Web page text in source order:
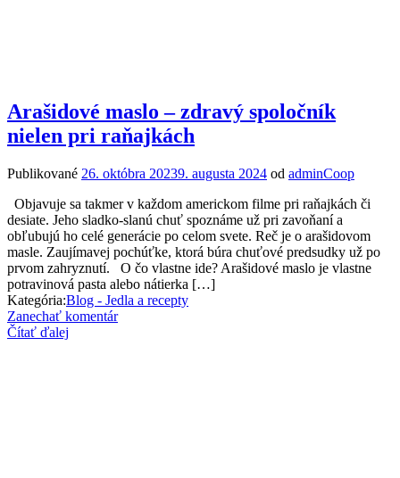
Arašidové maslo – zdravý spoločník
nielen pri raňajkách
Publikované 26. októbra 20239. augusta 2024 od adminCoop
Objavuje sa takmer v každom americkom filme pri raňajkách či
desiate. Jeho sladko-slanú chuť spoznáme už pri zavoňaní a
obľubujú ho celé generácie po celom svete. Reč je o arašidovom
masle. Zaujímavej pochúťke, ktorá búra chuťové predsudky už po
prvom zahryznutí. O čo vlastne ide? Arašidové maslo je vlastne
potravinová pasta alebo nátierka […]
Kategória:Blog - Jedla a recepty
Zanechať komentár
Čítať ďalej